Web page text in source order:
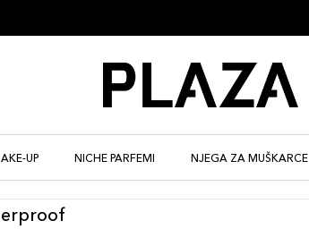
UP NICHE PARFEMI NJEGA ZA MUŠKARCE